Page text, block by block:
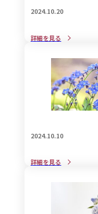
2024.10.20
知っているようで知ら
詳細を見る
2024.10.10
家族葬で受付は必要か
詳細を見る